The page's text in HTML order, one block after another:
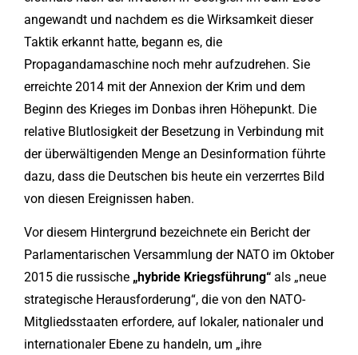
angewandt und nachdem es die Wirksamkeit dieser
Taktik erkannt hatte, begann es, die
Propagandamaschine noch mehr aufzudrehen. Sie
erreichte 2014 mit der Annexion der Krim und dem
Beginn des Krieges im Donbas ihren Höhepunkt. Die
relative Blutlosigkeit der Besetzung in Verbindung mit
der überwältigenden Menge an Desinformation führte
dazu, dass die Deutschen bis heute ein verzerrtes Bild
von diesen Ereignissen haben.
Vor diesem Hintergrund bezeichnete ein Bericht der
Parlamentarischen Versammlung der NATO im Oktober
2015 die russische „hybride Kriegsführung“ als „neue
strategische Herausforderung“, die von den NATO-
Mitgliedsstaaten erfordere, auf lokaler, nationaler und
internationaler Ebene zu handeln, um „ihre